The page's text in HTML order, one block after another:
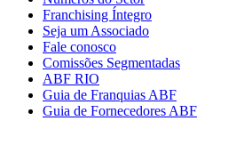
Franchising Íntegro
Seja um Associado
Fale conosco
Comissões Segmentadas
ABF RIO
Guia de Franquias ABF
Guia de Fornecedores ABF